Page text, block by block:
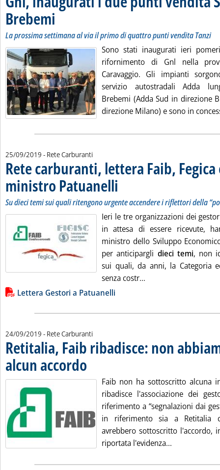
Brebemi . Sottotitolo: La prossima settimana al via il primo di quattro punti
. Pubblicata venerdì 27 settembre 2019 alle 9.39.
La prossima settimana al via il primo di quattro punti vendita Tanzi
Sono stati inaugurati ieri
rifornimento di Gnl nella
Caravaggio. Gli impianti
servizio autostradali Adda
Brebemi (Adda Sud in direzione
direzione Milano) e sono in
25/09/2019 - Rete Carburanti
Rete carburanti, lettera Faib, Fegica
ministro Patuanelli . Sottotitolo: Su dieci temi sui quali
. Pubblicata mercoledì 25 settembre 2019
Su dieci temi sui quali ritengono urgente accendere i riflettori della
Ieri le tre organizzazioni dei
in attesa di essere ricevute,
ministro dello Sviluppo
per anticipargli dieci temi, non
sui quali, da anni, la Categoria
senza costr...
Lista allegati PDF alla notizia
Lettera Gestori a Patuanelli
24/09/2019 - Rete Carburanti
Retitalia, Faib ribadisce: non
alcun accordo
Faib non ha sottoscritto alcuna
ribadisce l'associazione dei
riferimento a “segnalazioni dai
in riferimento sia a Retitalia
avrebbero sottoscritto l'accordo,
riportata l'evidenza...